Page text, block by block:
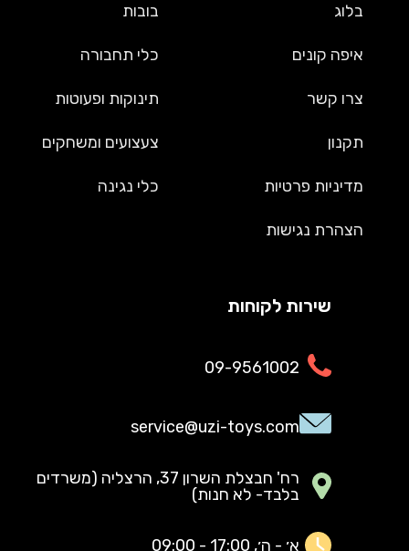
בלוג
איפה קונים
צרו קשר
תקנון
מדיניות פרטיות
הצהרת נגישות
בובות
כלי תחבורה
תינוקות ופעוטות
צעצועים ומשחקים
כלי נגינה
שירות לקוחות
09-9561002
service@uzi-toys.com
רח' חבצלת השרון 37, הרצליה (משרדים
בלבד- לא חנות)
א׳ - ה׳, 17:00 - 09:00